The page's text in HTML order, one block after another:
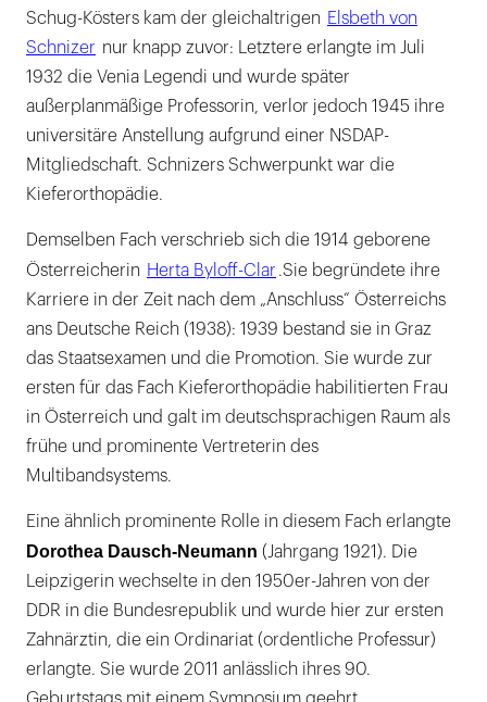
Schug-Kösters kam der gleichaltrigen Elsbeth von
Schnizer nur knapp zuvor: Letztere erlangte im Juli
1932 die Venia Legendi und wurde später
außerplanmäßige Professorin, verlor jedoch 1945 ihre
universitäre Anstellung aufgrund einer NSDAP-
Mitgliedschaft. Schnizers Schwerpunkt war die
Kieferorthopädie.
Demselben Fach verschrieb sich die 1914 geborene
Österreicherin Herta Byloff-Clar .Sie begründete ihre
Karriere in der Zeit nach dem „Anschluss“ Österreichs
ans Deutsche Reich (1938): 1939 bestand sie in Graz
das Staatsexamen und die Promotion. Sie wurde zur
ersten für das Fach Kieferorthopädie habilitierten Frau
in Österreich und galt im deutschsprachigen Raum als
frühe und prominente Vertreterin des
Multibandsystems.
Eine ähnlich prominente Rolle in diesem Fach erlangte
Dorothea Dausch-Neumann (Jahrgang 1921). Die
Leipzigerin wechselte in den 1950er-Jahren von der
DDR in die Bundesrepublik und wurde hier zur ersten
Zahnärztin, die ein Ordinariat (ordentliche Professur)
erlangte. Sie wurde 2011 anlässlich ihres 90.